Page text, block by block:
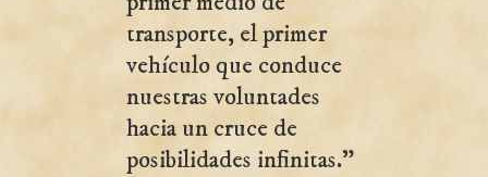
transporte, el primer
vehículo que conduce
nuestras voluntades
hacia un cruce de
posibilidades infinitas."